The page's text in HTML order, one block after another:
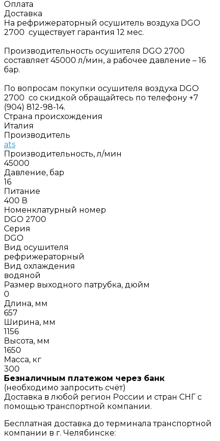
Оплата
Доставка
На рефрижераторный осушитель воздуха DGO
2700 существует гарантия 12 мес.
Производительность осушителя DGO 2700
составляет 45000 л/мин, а рабочее давление – 16
бар.
По вопросам покупки осушителя воздуха DGO
2700 со скидкой обращайтесь по телефону +7
(904) 812-98-14.
Страна происхождения
Италия
Производитель
ats
Производительность, л/мин
45000
Давление, бар
16
Питание
400 В
Номенклатурный номер
DGO 2700
Серия
DGO
Вид осушителя
рефрижераторный
Вид охлаждения
водяной
Размер выходного патрубка, дюйм
0
Длина, мм
657
Ширина, мм
1156
Высота, мм
1650
Масса, кг
300
Безналичным платежом через банк
(необходимо запросить счёт)
Доставка в любой регион России и стран СНГ с
помощью транспортной компании.
Бесплатная доставка до терминала транспортной
компании в г. Челябинске: